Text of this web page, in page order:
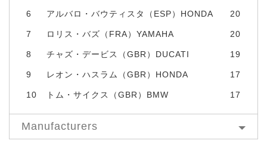
6 アルバロ・バウティスタ（ESP）HONDA 20
7 ロリス・バズ（FRA）YAMAHA 20
8 チャズ・デービス（GBR）DUCATI 19
9 レオン・ハスラム（GBR）HONDA 17
10 トム・サイクス（GBR）BMW 17
Manufacturers